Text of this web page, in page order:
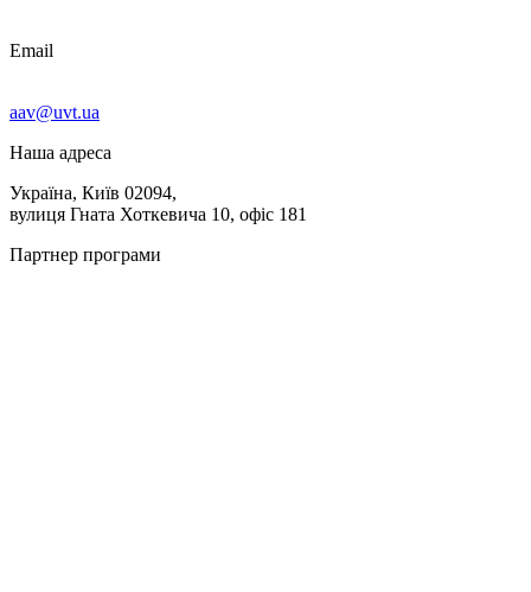
Email
aav@uvt.ua
Наша адреса
Україна, Київ 02094,
вулиця Гната Хоткевича 10, офіс 181
Партнер програми